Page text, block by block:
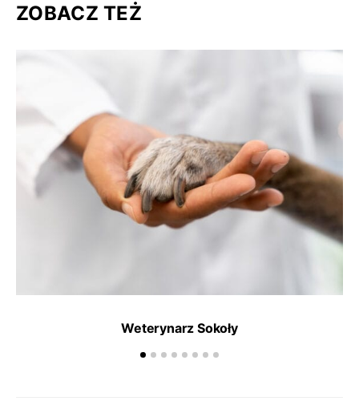
ZOBACZ TEŻ
Weterynarz Sokoły